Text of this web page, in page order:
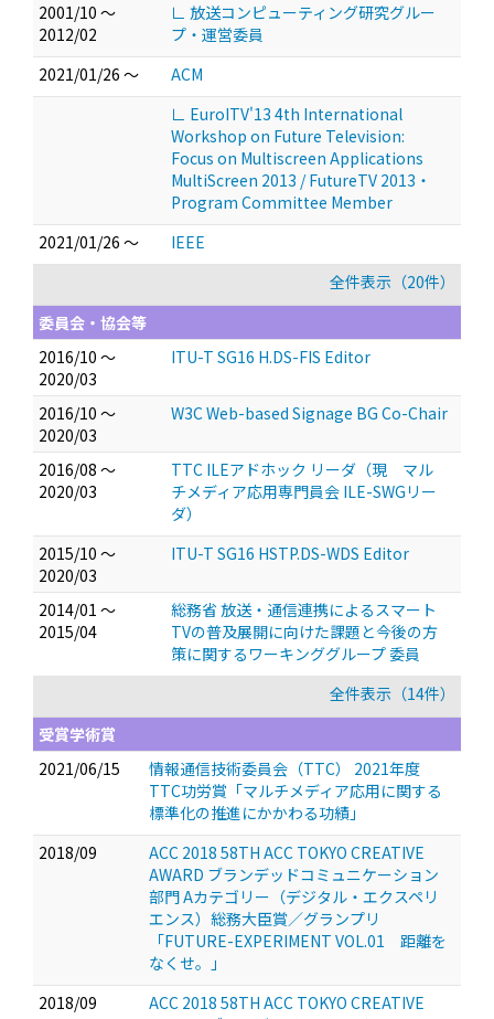
2001/10 ～
2012/02
∟ 放送コンピューティング研究グルー
プ・運営委員
2021/01/26 ～
ACM
∟ EuroITV'13 4th International
Workshop on Future Television:
Focus on Multiscreen Applications
MultiScreen 2013 / FutureTV 2013・
Program Committee Member
2021/01/26 ～
IEEE
全件表示（20件）
委員会・協会等
2016/10 ～
2020/03
ITU-T SG16 H.DS-FIS Editor
2016/10 ～
2020/03
W3C Web-based Signage BG Co-Chair
2016/08 ～
2020/03
TTC ILEアドホック リーダ（現 マル
チメディア応用専門員会 ILE-SWGリー
ダ）
2015/10 ～
2020/03
ITU-T SG16 HSTP.DS-WDS Editor
2014/01 ～
2015/04
総務省 放送・通信連携によるスマート
TVの普及展開に向けた課題と今後の方
策に関するワーキンググループ 委員
全件表示（14件）
受賞学術賞
2021/06/15
情報通信技術委員会（TTC） 2021年度
TTC功労賞「マルチメディア応用に関する
標準化の推進にかかわる功績」
2018/09
ACC 2018 58TH ACC TOKYO CREATIVE
AWARD ブランデッドコミュニケーション
部門 Aカテゴリー（デジタル・エクスペリ
エンス）総務大臣賞／グランプリ
「FUTURE-EXPERIMENT VOL.01 距離を
なくせ。」
2018/09
ACC 2018 58TH ACC TOKYO CREATIVE